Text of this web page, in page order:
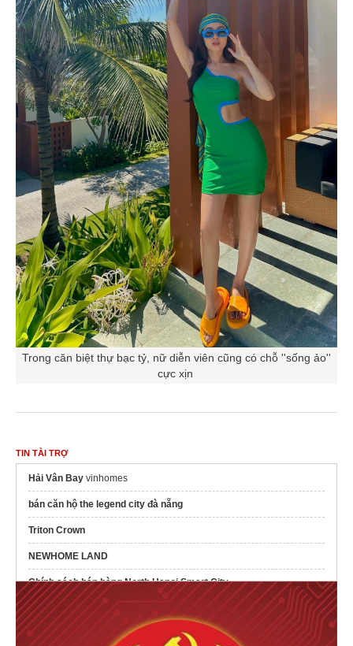
Trong căn biệt thự bạc tỷ, nữ diễn viên cũng có chỗ ''sống ảo''
cực xịn
TIN TÀI TRỢ
Hải Vân Bay vinhomes
bán căn hộ the legend city đà nẵng
Triton Crown
NEWHOME LAND
Chính sách bán hàng North Hanoi Smart City
Dự ánThe Emerald River Park
căn hộ bcons central park Tam Hiệp